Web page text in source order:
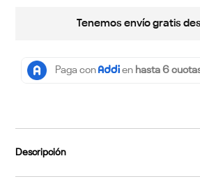
Tenemos envío gratis
Descripción